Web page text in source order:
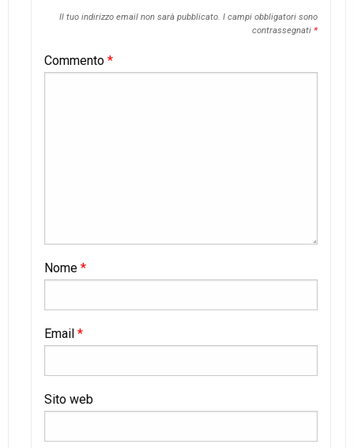
Il tuo indirizzo email non sarà pubblicato. I campi obbligatori sono
contrassegnati *
Commento *
Nome *
Email *
Sito web